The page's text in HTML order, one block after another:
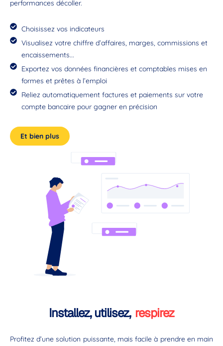
performances décoller.
Choisissez vos indicateurs
Visualisez votre chiffre d’affaires, marges, commissions et
encaissements...
Exportez vos données financières et comptables mises en
formes et prêtes à l’emploi
Reliez automatiquement factures et paiements sur votre
compte bancaire pour gagner en précision
Et bien plus
Installez, utilisez, respirez
Profitez d’une solution puissante, mais facile à prendre en main